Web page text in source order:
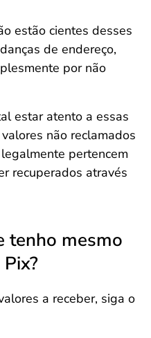
estão cientes desses
de endereço,
por não
estar atento a essas
não reclamados
pertencem
recuperados através
tenho mesmo
a receber, siga o